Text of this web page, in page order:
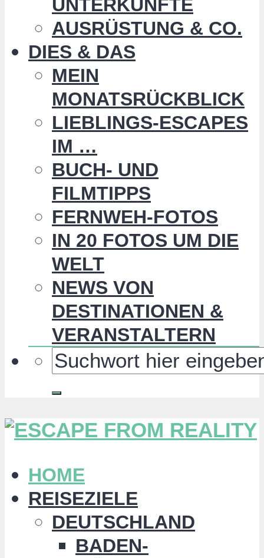
UNTERKÜNFTE
AUSRÜSTUNG & CO.
DIES & DAS
MEIN
MONATSRÜCKBLICK
LIEBLINGS-ESCAPES
IM …
BUCH- UND
FILMTIPPS
FERNWEH-FOTOS
IN 20 FOTOS UM DIE
WELT
NEWS VON
DESTINATIONEN &
VERANSTALTERN
HOME
REISEZIELE
DEUTSCHLAND
BADEN-